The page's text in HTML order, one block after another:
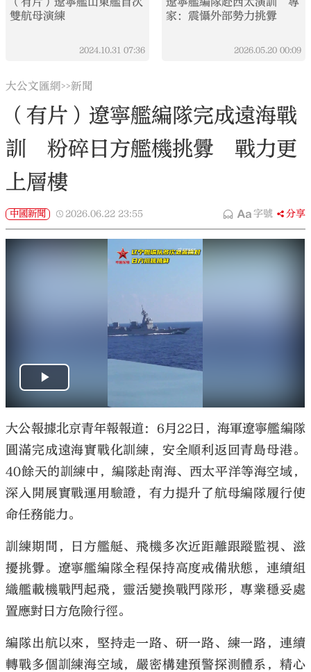
雙航母演練
2024.10.31 07:36
家：震懾外部勢力挑釁
2026.05.20 00:09
大公文匯網>>新聞
（有片）遼寧艦編隊完成遠海戰
訓 粉碎日方艦機挑釁 戰力更
上層樓
中國新聞 2026.06.22 23:55 字號 分享
大公報據北京青年報報道：6月22日，海軍遼寧艦編隊
圓滿完成遠海實戰化訓練，安全順利返回青島母港。
40餘天的訓練中，編隊赴南海、西太平洋等海空域，
深入開展實戰運用驗證，有力提升了航母編隊履行使
命任務能力。
訓練期間，日方艦艇、飛機多次近距離跟蹤監視、滋
擾挑釁。遼寧艦編隊全程保持高度戒備狀態，連續組
織艦載機戰鬥起飛，靈活變換戰鬥隊形，專業穩妥處
置應對日方危險行徑。
編隊出航以來，堅持走一路、研一路、練一路，連續
轉戰多個訓練海空域，嚴密構建預警探測體系，精心